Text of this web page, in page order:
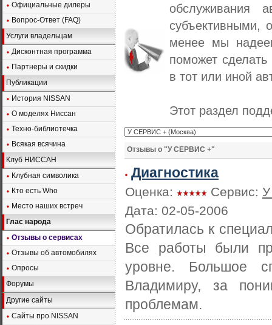
Официальные дилеры
Вопрос-Ответ (FAQ)
Услуги владельцам
Дисконтная программа
Партнеры и скидки
Публикации
История NISSAN
О моделях Ниссан
Техно-библиотечка
Всякая всячина
Клуб НИССАН
Клубная символика
Кто есть Who
Место наших встреч
Глас народа
Отзывы о сервисах
Отзывы об автомобилях
Опросы
Форумы
Другие сайты
Сайты про NISSAN
обслуживания
субъективными,
менее мы
поможет
в тот или иной
Этот раздел
Отзывы о "У СЕРВИС +"
Диагностика
Оценка: Сервис:
Дата: 02-05-2006
Обратилась к
Все работы были
уровне. Большое
Владимиру, за
проблемам.